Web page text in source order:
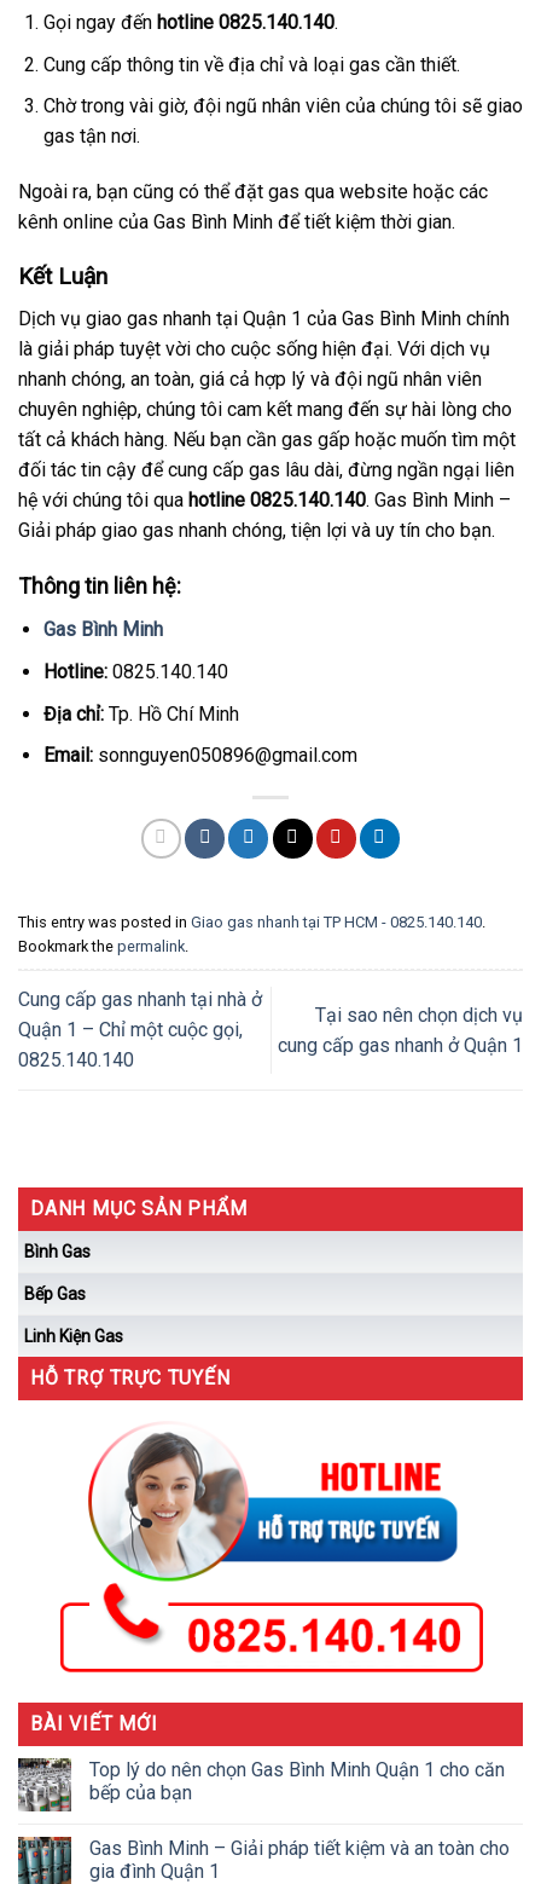
Gọi ngay đến hotline 0825.140.140.
Cung cấp thông tin về địa chỉ và loại gas cần thiết.
Chờ trong vài giờ, đội ngũ nhân viên của chúng tôi sẽ giao
gas tận nơi.
Ngoài ra, bạn cũng có thể đặt gas qua website hoặc các
kênh online của Gas Bình Minh để tiết kiệm thời gian.
Kết Luận
Dịch vụ giao gas nhanh tại Quận 1 của Gas Bình Minh chính
là giải pháp tuyệt vời cho cuộc sống hiện đại. Với dịch vụ
nhanh chóng, an toàn, giá cả hợp lý và đội ngũ nhân viên
chuyên nghiệp, chúng tôi cam kết mang đến sự hài lòng cho
tất cả khách hàng. Nếu bạn cần gas gấp hoặc muốn tìm một
đối tác tin cậy để cung cấp gas lâu dài, đừng ngần ngại liên
hệ với chúng tôi qua hotline 0825.140.140. Gas Bình Minh –
Giải pháp giao gas nhanh chóng, tiện lợi và uy tín cho bạn.
Thông tin liên hệ:
Gas Bình Minh
Hotline:0825.140.140
Địa chỉ:Tp. Hồ Chí Minh
Email:sonnguyen050896@gmail.com
This entry was posted in Giao gas nhanh tại TP HCM - 0825.140.140.
Bookmark the permalink.
Cung cấp gas nhanh tại nhà ở
Quận 1 – Chỉ một cuộc gọi,
0825.140.140
Tại sao nên chọn dịch vụ
cung cấp gas nhanh ở Quận 1
DANH MỤC SẢN PHẨM
Bình Gas
Bếp Gas
Linh Kiện Gas
HỖ TRỢ TRỰC TUYẾN
BÀI VIẾT MỚI
Top lý do nên chọn Gas Bình Minh Quận 1 cho căn
bếp của bạn
Gas Bình Minh – Giải pháp tiết kiệm và an toàn cho
gia đình Quận 1